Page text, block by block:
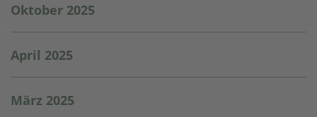
Oktober 2025
April 2025
März 2025